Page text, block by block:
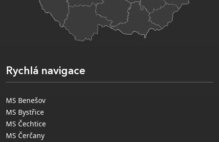
Rychlá navigace
MS Benešov
MS Bystřice
MS Čechtice
MS Čerčany